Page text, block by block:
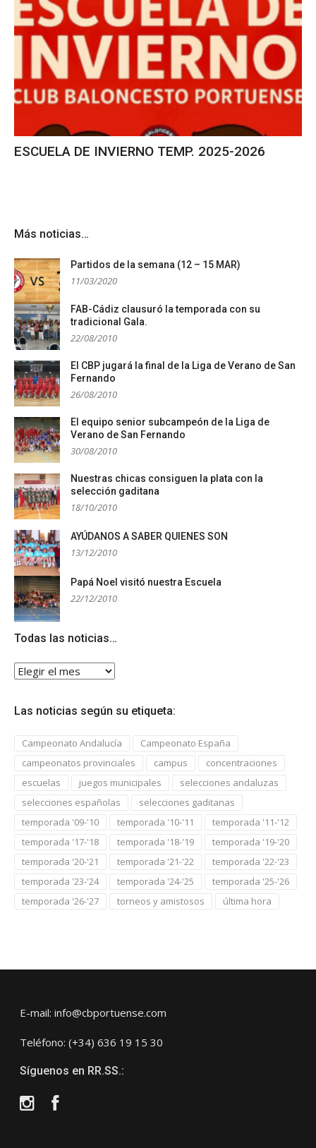
ESCUELA DE INVIERNO TEMP. 2025-2026
Más noticias…
Partidos de la semana (12 – 15 MAR)
11/03/2020
FAB-Cádiz clausuró la temporada con su
tradicional Gala.
22/08/2010
El CBP jugará la final de la Liga de Verano de San
Fernando
26/08/2010
El equipo senior subcampeón de la Liga de
Verano de San Fernando
30/08/2010
Nuestras chicas consiguen la plata con la
selección gaditana
18/10/2010
AYÚDANOS A SABER QUIENES SON
13/12/2010
Papá Noel visitó nuestra Escuela
22/12/2010
Todas las noticias…
Todas
las
Las noticias según su etiqueta:
Campeonato Andalucía
Campeonato España
campeonatos provinciales
campus
concentraciones
escuelas
juegos municipales
selecciones andaluzas
selecciones españolas
selecciones gaditanas
temporada '09-'10
temporada '10-'11
temporada '11-'12
temporada '17-'18
temporada '18-'19
temporada '19-'20
temporada '20-'21
temporada '21-'22
temporada '22-'23
temporada '23-'24
temporada '24-'25
temporada '25-'26
temporada '26-'27
torneos y amistosos última hora
E-mail: info@cbportuense.com
Teléfono: (+34) 636 19 15 30
Síguenos en RR.SS.:
InstagramFacebook